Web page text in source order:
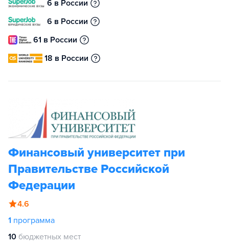
6 в России
6 в России
61 в России
18 в России
Финансовый университет при
Правительстве Российской
Федерации
4.6
1 программа
10 бюджетных мест